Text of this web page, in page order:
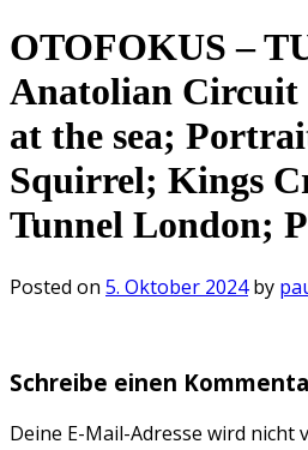
OTOFOKUS –
Anatolian Circuit
at the sea;
Squirrel; Kings
Tunnel London;
Posted on 5. Oktober 2024by
Schreibe einen
Deine E-Mail-Adresse wird nicht